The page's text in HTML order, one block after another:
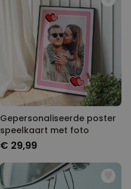
Gepersonaliseerde poster
speelkaart met foto
€ 29,99